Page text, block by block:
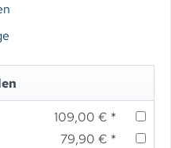
109,00 € *
79,90 € *